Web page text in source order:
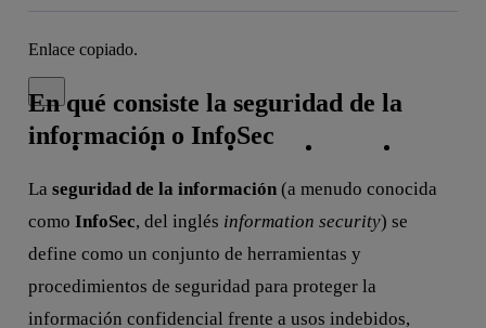
Enlace copiado.
Copiar enlace
Copiar enlacefacebook twitter
En qué consiste la seguridad de la
información o InfoSec
La seguridad de la información (a menudo conocida
como InfoSec, del inglés information security) se
define como un conjunto de herramientas y
procedimientos de seguridad para proteger la
información confidencial frente a usos indebidos,